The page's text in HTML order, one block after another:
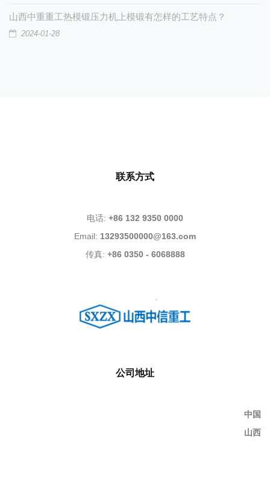
山西中重重工热模锻压力机上模锻有怎样的工艺特点？
2024-01-28
联系方式
电话: +86 132 9350 0000
Email: 13293500000@163.com
传真: +86 0350 - 6068888
公司地址
中国
山西